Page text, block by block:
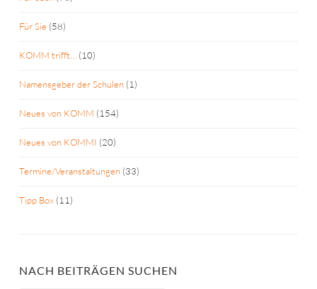
Für Sie (58)
KOMM trifft… (10)
Namensgeber der Schulen (1)
Neues von KOMM (154)
Neues von KOMMI (20)
Termine/Veranstaltungen (33)
Tipp Box (11)
NACH BEITRÄGEN SUCHEN